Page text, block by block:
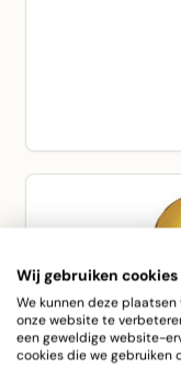
Wij gebruiken cookies
We kunnen deze plaatsen
onze website te
een geweldige website-
cookies die we gebruiken